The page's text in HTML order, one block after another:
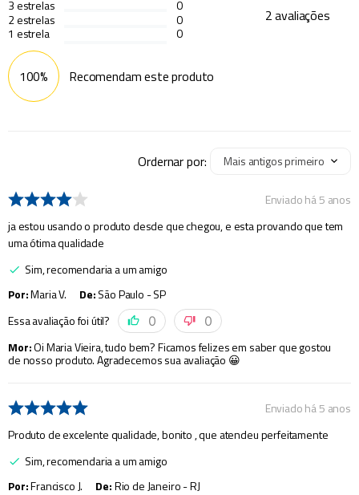
3estrelas
2estrelas
1 estrela
0
0
0
2avaliações
100% Recomendam este produto
Ordernar por: Mais antigos primeiro
Enviado há5 anos
ja estou usando o produto desde que chegou, e esta provando que tem
uma ótima qualidade
Sim, recomendaria a um amigo
Por:Maria V. De:São Paulo - SP
Essa avaliação foi útil?
0 0
Mor:Oi Maria Vieira, tudo bem? Ficamos felizes em saber que gostou
de nosso produto. Agradecemos sua avaliação 😀
Enviado há5 anos
Produto de excelente qualidade, bonito , que atendeu perfeitamente
Sim, recomendaria a um amigo
Por:Francisco J. De:Rio de Janeiro - RJ